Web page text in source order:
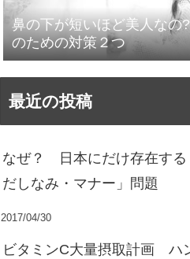
鼻の下が短いほど美人な
のための対策２つ
最近の投稿
なぜ？ 日本にだけ存在する
だしなみ・マナー」問題
2017/04/30
ビタミンC大量摂取計画 ハ